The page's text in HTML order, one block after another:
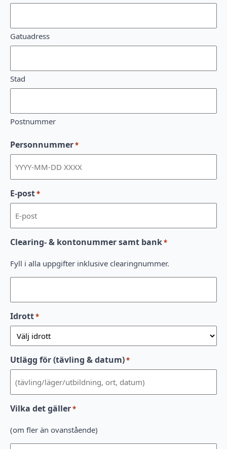
Gatuadress
Stad
Postnummer
Personnummer*
E-post*
Clearing- & kontonummer samt bank*
Fyll i alla uppgifter inklusive clearingnummer.
Idrott*
Utlägg för (tävling & datum)*
Vilka det gäller*
(om fler än ovanstående)